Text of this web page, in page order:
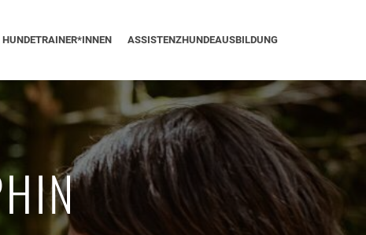
HUNDETRAINER*INNEN ASSISTENZHUNDEAUSBILDUNG